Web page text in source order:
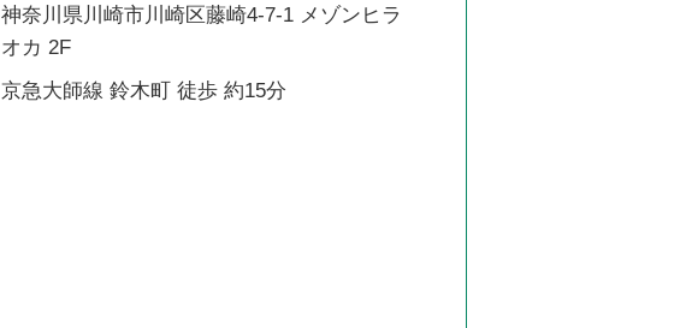
神奈川県川崎市川崎区藤崎4-7-1 メゾンヒラ
オカ 2F
京急大師線 鈴木町 徒歩 約15分